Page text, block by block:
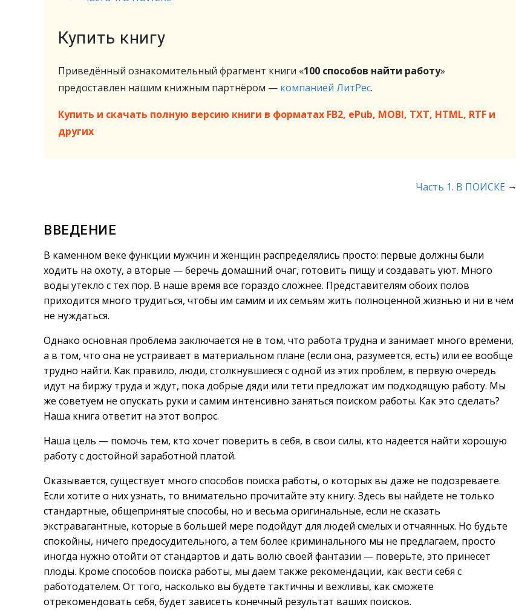
Купить книгу
Приведённый ознакомительный фрагмент книги «100 cпособов найти работу»
предоставлен нашим книжным партнёром — компанией ЛитРес.
Купить и скачать полную версию книги в форматах FB2, ePub, MOBI, TXT, HTML, RTF и
других
Часть 1. В ПОИСКЕ →
ВВЕДЕНИЕ
В каменном веке функции мужчин и женщин распределялись просто: первые должны были
ходить на охоту, а вторые — беречь домашний очаг, готовить пищу и создавать уют. Много
воды утекло с тех пор. В наше время все гораздо сложнее. Представителям обоих полов
приходится много трудиться, чтобы им самим и их семьям жить полноценной жизнью и ни в чем
не нуждаться.
Однако основная проблема заключается не в том, что работа трудна и занимает много времени,
а в том, что она не устраивает в материальном плане (если она, разумеется, есть) или ее вообще
трудно найти. Как правило, люди, столкнувшиеся с одной из этих проблем, в первую очередь
идут на биржу труда и ждут, пока добрые дяди или тети предложат им подходящую работу. Мы
же советуем не опускать руки и самим интенсивно заняться поиском работы. Как это сделать?
Наша книга ответит на этот вопрос.
Наша цель — помочь тем, кто хочет поверить в себя, в свои силы, кто надеется найти хорошую
работу с достойной заработной платой.
Оказывается, существует много способов поиска работы, о которых вы даже не подозреваете.
Если хотите о них узнать, то внимательно прочитайте эту книгу. Здесь вы найдете не только
стандартные, общепринятые способы, но и весьма оригинальные, если не сказать
экстравагантные, которые в большей мере подойдут для людей смелых и отчаянных. Но будьте
спокойны, ничего предосудительного, а тем более криминального мы не предлагаем, просто
иногда нужно отойти от стандартов и дать волю своей фантазии — поверьте, это принесет
плоды. Кроме способов поиска работы, мы даем также рекомендации, как вести себя с
работодателем. От того, насколько вы будете тактичны и вежливы, как сможете
отрекомендовать себя, будет зависеть конечный результат ваших поисков.